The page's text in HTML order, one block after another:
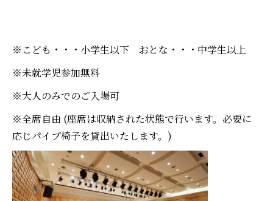
※こども・・・小学生以下 おとな・・・中学生以上
※未就学児参加無料
※大人のみでのご入場可
※全席自由 (座席は収納された状態で行います。必要に
応じパイプ椅子を貸出いたします。)